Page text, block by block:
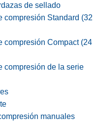
de sellado
compresión Standard (32
compresión Compact (24
compresión de la serie
manuales